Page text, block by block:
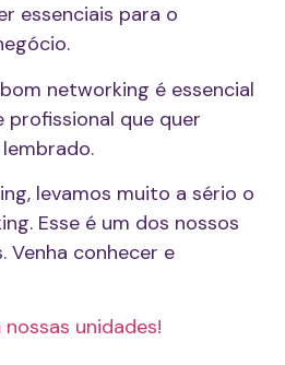
essenciais para o
networking é essencial
que quer
levamos muito a sério o
Esse é um dos nossos
Venha conhecer e
unidades!